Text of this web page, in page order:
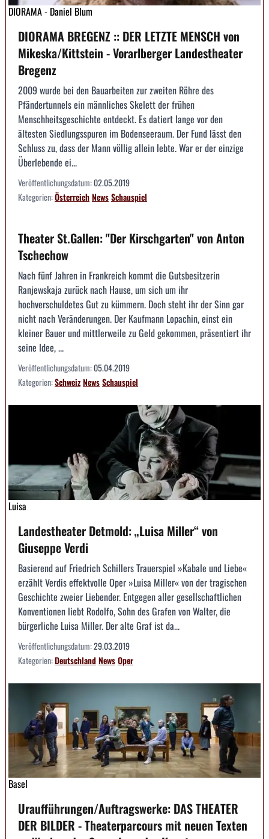
DIORAMA - Daniel Blum
DIORAMA BREGENZ :: DER LETZTE MENSCH von
Mikeska/Kittstein - Vorarlberger Landestheater
Bregenz
2009 wurde bei den Bauarbeiten zur zweiten Röhre des
Pfändertunnels ein männliches Skelett der frühen
Menschheitsgeschichte entdeckt. Es datiert lange vor den
ältesten Siedlungsspuren im Bodenseeraum. Der Fund lässt den
Schluss zu, dass der Mann völlig allein lebte. War er der einzige
Überlebende ei...
Veröffentlichungsdatum:02.05.2019
Kategorien:ÖsterreichNewsSchauspiel
Theater St.Gallen: "Der Kirschgarten" von Anton
Tschechow
Nach fünf Jahren in Frankreich kommt die Gutsbesitzerin
Ranjewskaja zurück nach Hause, um sich um ihr
hochverschuldetes Gut zu kümmern. Doch steht ihr der Sinn gar
nicht nach Veränderungen. Der Kaufmann Lopachin, einst ein
kleiner Bauer und mittlerweile zu Geld gekommen, präsentiert ihr
seine Idee, ...
Veröffentlichungsdatum:05.04.2019
Kategorien:SchweizNewsSchauspiel
Luisa
Landestheater Detmold: „Luisa Miller“ von
Giuseppe Verdi
Basierend auf Friedrich Schillers Trauerspiel »Kabale und Liebe«
erzählt Verdis effektvolle Oper »Luisa Miller« von der tragischen
Geschichte zweier Liebender. Entgegen aller gesellschaftlichen
Konventionen liebt Rodolfo, Sohn des Grafen von Walter, die
bürgerliche Luisa Miller. Der alte Graf ist da...
Veröffentlichungsdatum:29.03.2019
Kategorien:DeutschlandNewsOper
Basel
Uraufführungen/Auftragswerke: DAS THEATER
DER BILDER - Theaterparcours mit neuen Texten